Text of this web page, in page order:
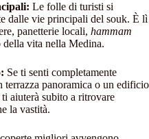
Le folle di turisti si
dalle vie principali del souk. È lì
panetterie locali, hammam
vita nella Medina.
Se ti senti completamente
terrazza panoramica o un edificio
aiuterà subito a ritrovare
la vastità.